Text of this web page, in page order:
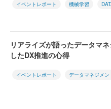
イベントレポート 機械学習
リアライズが語ったデータマ
したDX推進の心得
イベントレポート データマネジメン